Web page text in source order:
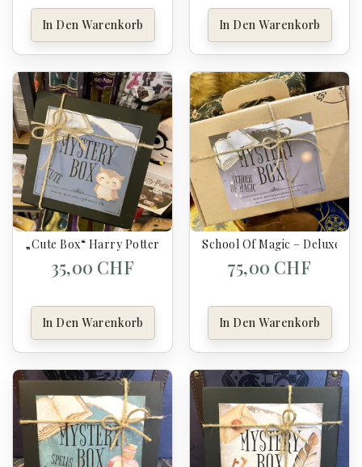
In Den Warenkorb In Den Warenkorb
„Cute Box“ Harry Potter – Überraschungsbox
35,00 CHF
In Den Warenkorb
School Of Magic – Deluxe-
75,00 CHF
In Den Warenkorb